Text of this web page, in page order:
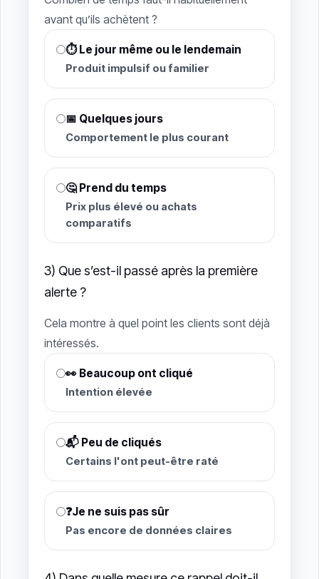
avant qu’ils achètent ?
⏱ Le jour même ou le lendemain
Produit impulsif ou familier
📅 Quelques jours
Comportement le plus courant
🤔 Prend du temps
Prix ​​​​plus élevé ou achats
comparatifs
3) Que s’est-il passé après la première
alerte ?
Cela montre à quel point les clients sont déjà
intéressés.
👀 Beaucoup ont cliqué
Intention élevée
📬 Peu de cliqués
Certains l'ont peut-être raté
❓Je ne suis pas sûr
Pas encore de données claires